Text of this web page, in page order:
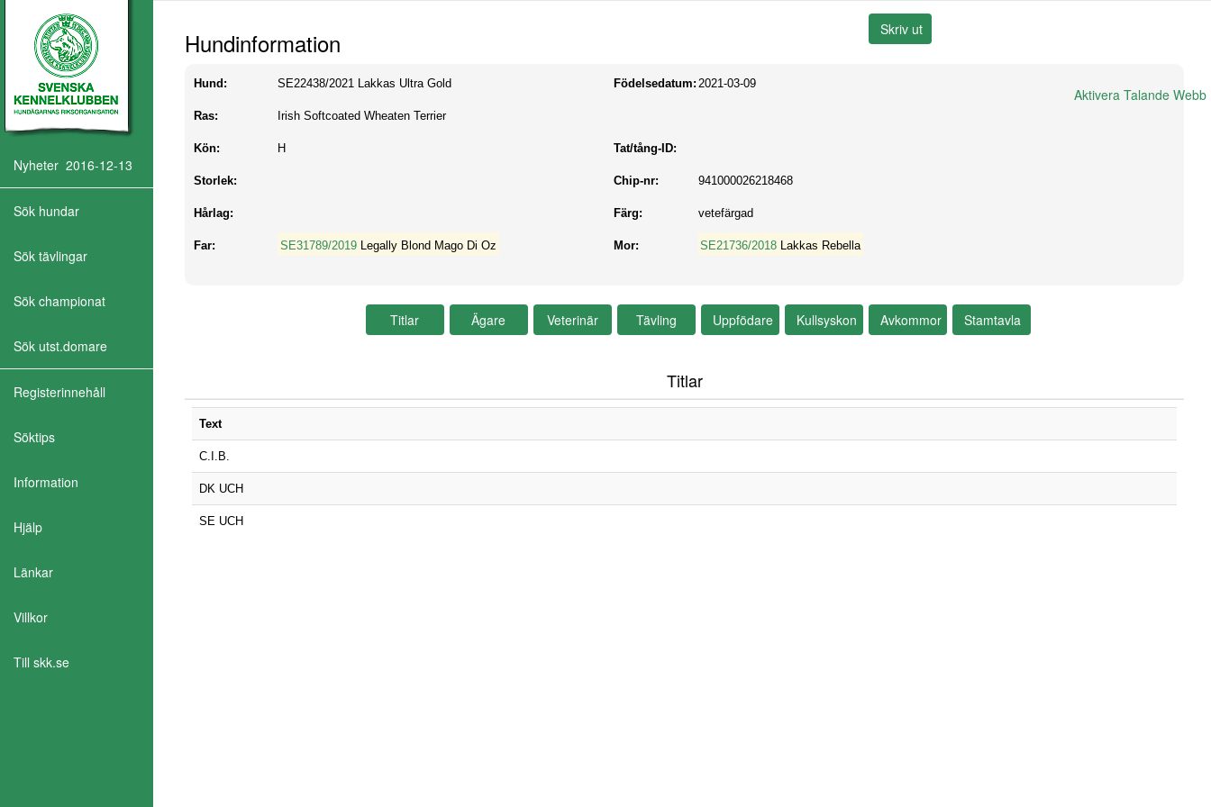
Aktivera Talande Webb
Nyheter 2016-12-13
Sök hundar
Sök tävlingar
Sök championat
Sök utst.domare
Registerinnehåll
Söktips
Information
Hjälp
Länkar
Villkor
Till skk.se
Hundinformation
Hund: SE22438/2021 Lakkas Ultra Gold Födelsedatum: 2021-03-09
Ras: Irish Softcoated Wheaten Terrier
Kön: H Tat/tång-ID:
Storlek: Chip-nr: 941000026218468
Hårlag: Färg: vetefärgad
Far: SE31789/2019 Legally Blond Mago Di Oz Mor: SE21736/2018 Lakkas Rebella
Titlar
Text
C.I.B.
DK UCH
SE UCH
Aktivera Talande Webb